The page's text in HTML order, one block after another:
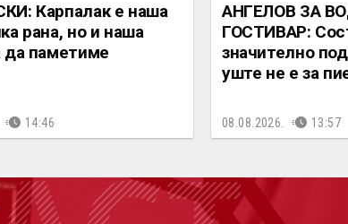
Карпалак е наша
рана, но и наша
да паметиме
14:46
АНГЕЛОВ ЗА
ГОСТИВАР:
значително
уште не е за
08.08.2026. 13:57